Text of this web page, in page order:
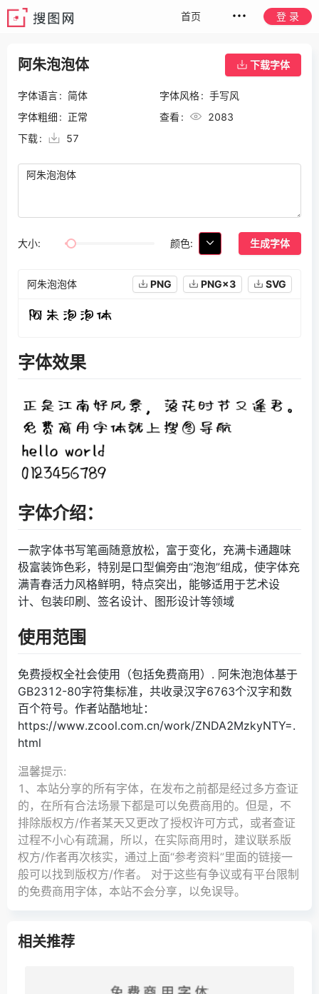
首页 登 录
阿朱泡泡体 下载字体
字体语言 简体 字体风格
手写风
字体粗细
正常 查看
2083
下载
57
大小: 颜色: 生成字体
阿朱泡泡体 PNG PNG×3 SVG
字体效果
字体介绍：
一款字体书写笔画随意放松，富于变化，充满卡通趣味
极富装饰色彩，特别是口型偏旁由“泡泡”组成，使字体充
满青春活力风格鲜明，特点突出，能够适用于艺术设
计、包装印刷、签名设计、图形设计等领域
使用范围
免费授权全社会使用（包括免费商用）. 阿朱泡泡体基于
GB2312-80字符集标准，共收录汉字6763个汉字和数
百个符号。作者站酷地址：
https://www.zcool.com.cn/work/ZNDA2MzkyNTY=.
html
温馨提示:
1、本站分享的所有字体，在发布之前都是经过多方查证
的，在所有合法场景下都是可以免费商用的。但是，不
排除版权方/作者某天又更改了授权许可方式，或者查证
过程不小心有疏漏，所以，在实际商用时，建议联系版
权方/作者再次核实，通过上面“参考资料”里面的链接一
般可以找到版权方/作者。 对于这些有争议或有平台限制
的免费商用字体，本站不会分享，以免误导。
相关推荐